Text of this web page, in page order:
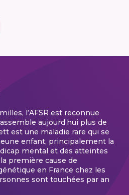
l’AFSR est reconnue
aujourd’hui plus de
est une maladie rare qui se
enfant, principalement la
mental et des atteintes
première cause de
en France chez les
sont touchées par an